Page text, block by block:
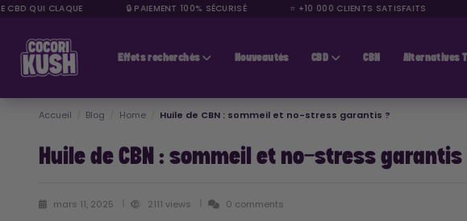
QUI CLAQUE 🔒 PAIEMENT 100% SÉCURISÉ ⭐ +10 000 CLIENTS SATISFAITS
Effets recherchés Nouveautés CBD CBN Alternatives
Accueil Blog Home Huile de CBN : sommeil et no-stress garantis ?
Huile de CBN : sommeil et no-stress garantis
mars 11, 2025 2111 views 0 comments